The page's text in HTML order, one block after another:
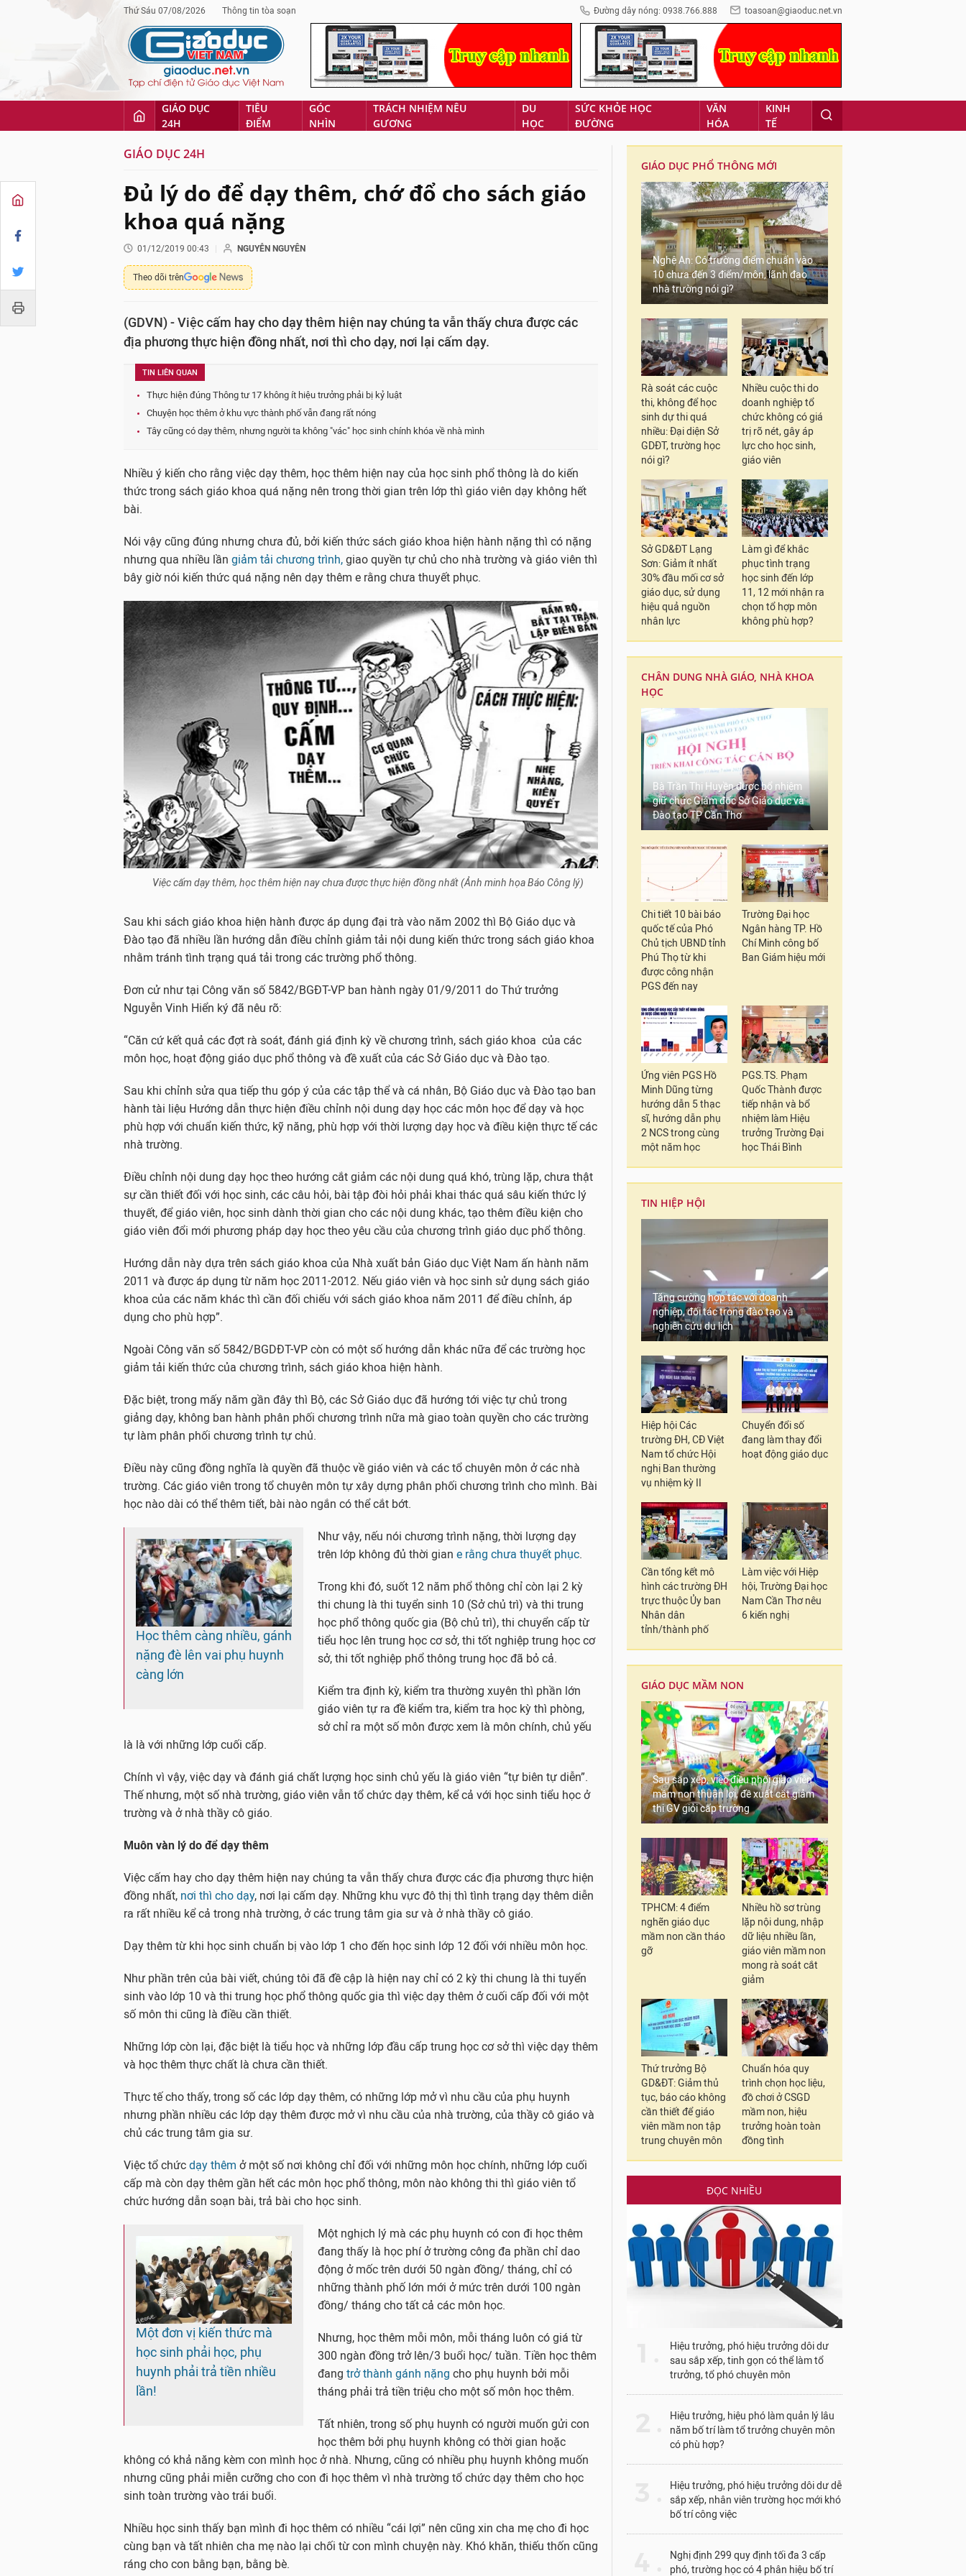
Thứ Sáu 07/08/2026 Thông tin tòa soạn Đường dây nóng: 0938.766.888 toasoan@giaoduc.net.vn
GIÁO DỤC
24H
TIÊU
ĐIỂM
GÓC
NHÌN
TRÁCH NHIỆM NÊU
GƯƠNG
DU
HỌC
SỨC KHỎE HỌC
ĐƯỜNG
VĂN
HÓA
KINH
TẾ
GIÁO DỤC 24H
Đủ lý do để dạy thêm, chớ đổ cho sách giáo
khoa quá nặng
01/12/2019 00:43 NGUYỄN NGUYÊN
Theo dõi trên
(GDVN) - Việc cấm hay cho dạy thêm hiện nay chúng ta vẫn thấy chưa được các
địa phương thực hiện đồng nhất, nơi thì cho dạy, nơi lại cấm dạy.
TIN LIÊN QUAN
Thực hiện đúng Thông tư 17 không ít hiệu trưởng phải bị kỷ luật
Chuyện học thêm ở khu vực thành phố vẫn đang rất nóng
Tây cũng có dạy thêm, nhưng người ta không "vác" học sinh chính khóa về nhà mình
Nhiều ý kiến cho rằng việc dạy thêm, học thêm hiện nay của học sinh phổ thông là do kiến
thức trong sách giáo khoa quá nặng nên trong thời gian trên lớp thì giáo viên dạy không hết
bài.
Nói vậy cũng đúng nhưng chưa đủ, bởi kiến thức sách giáo khoa hiện hành nặng thì có nặng
nhưng qua nhiều lần giảm tải chương trình, giao quyền tự chủ cho nhà trường và giáo viên thì
bây giờ nói kiến thức quá nặng nên dạy thêm e rằng chưa thuyết phục.
Việc cấm dạy thêm, học thêm hiện nay chưa được thực hiện đồng nhất (Ảnh minh họa Báo Công lý)
Sau khi sách giáo khoa hiện hành được áp dụng đại trà vào năm 2002 thì Bộ Giáo dục và
Đào tạo đã nhiều lần hướng dẫn điều chỉnh giảm tải nội dung kiến thức trong sách giáo khoa
nhằm tránh tình trạng quá tải trong các trường phổ thông.
Đơn cử như tại Công văn số 5842/BGĐT-VP ban hành ngày 01/9/2011 do Thứ trưởng
Nguyễn Vinh Hiển ký đã nêu rõ:
“Căn cứ kết quả các đợt rà soát, đánh giá định kỳ về chương trình, sách giáo khoa của các
môn học, hoạt động giáo dục phổ thông và đề xuất của các Sở Giáo dục và Đào tạo.
Sau khi chỉnh sửa qua tiếp thu góp ý của các tập thể và cá nhân, Bộ Giáo dục và Đào tạo ban
hành tài liệu Hướng dẫn thực hiện điều chỉnh nội dung dạy học các môn học để dạy và học
phù hợp với chuẩn kiến thức, kỹ năng, phù hợp với thời lượng dạy học và điều kiện thực tế các
nhà trường.
Điều chỉnh nội dung dạy học theo hướng cắt giảm các nội dung quá khó, trùng lặp, chưa thật
sự cần thiết đối với học sinh, các câu hỏi, bài tập đòi hỏi phải khai thác quá sâu kiến thức lý
thuyết, để giáo viên, học sinh dành thời gian cho các nội dung khác, tạo thêm điều kiện cho
giáo viên đổi mới phương pháp dạy học theo yêu cầu của chương trình giáo dục phổ thông.
Hướng dẫn này dựa trên sách giáo khoa của Nhà xuất bản Giáo dục Việt Nam ấn hành năm
2011 và được áp dụng từ năm học 2011-2012. Nếu giáo viên và học sinh sử dụng sách giáo
khoa của các năm khác thì cần đối chiếu với sách giáo khoa năm 2011 để điều chỉnh, áp
dụng cho phù hợp”.
Ngoài Công văn số 5842/BGDĐT-VP còn có một số hướng dẫn khác nữa để các trường học
giảm tải kiến thức của chương trình, sách giáo khoa hiện hành.
Đặc biệt, trong mấy năm gần đây thì Bộ, các Sở Giáo dục đã hướng tới việc tự chủ trong
giảng dạy, không ban hành phân phối chương trình nữa mà giao toàn quyền cho các trường
tự làm phân phối chương trình tự chủ.
Điều này cũng đồng nghĩa là quyền đã thuộc về giáo viên và các tổ chuyên môn ở các nhà
trường. Các giáo viên trong tổ chuyên môn tự xây dựng phân phối chương trình cho mình. Bài
học nào dài có thể thêm tiết, bài nào ngắn có thể cắt bớt.
Học thêm càng nhiều, gánh
nặng đè lên vai phụ huynh
càng lớn
Như vậy, nếu nói chương trình nặng, thời lượng dạy
trên lớp không đủ thời gian e rằng chưa thuyết phục.
Trong khi đó, suốt 12 năm phổ thông chỉ còn lại 2 kỳ
thi chung là thi tuyển sinh 10 (Sở chủ trì) và thi trung
học phổ thông quốc gia (Bộ chủ trì), thi chuyển cấp từ
tiểu học lên trung học cơ sở, thi tốt nghiệp trung học cơ
sở, thi tốt nghiệp phổ thông trung học đã bỏ cả.
Kiểm tra định kỳ, kiểm tra thường xuyên thì phần lớn
giáo viên tự ra đề kiểm tra, kiểm tra học kỳ thì phòng,
sở chỉ ra một số môn được xem là môn chính, chủ yếu
là là với những lớp cuối cấp.
Chính vì vậy, việc dạy và đánh giá chất lượng học sinh chủ yếu là giáo viên “tự biên tự diễn”.
Thế nhưng, một số nhà trường, giáo viên vẫn tổ chức dạy thêm, kể cả với học sinh tiểu học ở
trường và ở nhà thầy cô giáo.
Muôn vàn lý do để dạy thêm
Việc cấm hay cho dạy thêm hiện nay chúng ta vẫn thấy chưa được các địa phương thực hiện
đồng nhất, nơi thì cho dạy, nơi lại cấm dạy. Những khu vực đô thị thì tình trạng dạy thêm diễn
ra rất nhiều kể cả trong nhà trường, ở các trung tâm gia sư và ở nhà thầy cô giáo.
Dạy thêm từ khi học sinh chuẩn bị vào lớp 1 cho đến học sinh lớp 12 đối với nhiều môn học.
Như phần trên của bài viết, chúng tôi đã đề cập là hiện nay chỉ có 2 kỳ thi chung là thi tuyển
sinh vào lớp 10 và thi trung học phổ thông quốc gia thì việc dạy thêm ở cuối cấp đối với một
số môn thi cũng là điều cần thiết.
Những lớp còn lại, đặc biệt là tiểu học và những lớp đầu cấp trung học cơ sở thì việc dạy thêm
và học thêm thực chất là chưa cần thiết.
Thực tế cho thấy, trong số các lớp dạy thêm, có những lớp mở vì nhu cầu của phụ huynh
nhưng phần nhiều các lớp dạy thêm được mở vì nhu cầu của nhà trường, của thầy cô giáo và
chủ các trung tâm gia sư.
Việc tổ chức dạy thêm ở một số nơi không chỉ đối với những môn học chính, những lớp cuối
cấp mà còn dạy thêm gần hết các môn học phổ thông, môn nào không thi thì giáo viên tổ
chức hướng dẫn soạn bài, trả bài cho học sinh.
Một đơn vị kiến thức mà
học sinh phải học, phụ
huynh phải trả tiền nhiều
lần!
Một nghịch lý mà các phụ huynh có con đi học thêm
đang thấy là học phí ở trường công đa phần chỉ dao
động ở mốc trên dưới 50 ngàn đồng/ tháng, chỉ có
những thành phố lớn mới ở mức trên dưới 100 ngàn
đồng/ tháng cho tất cả các môn học.
Nhưng, học thêm mỗi môn, mỗi tháng luôn có giá từ
300 ngàn đồng trở lên/3 buổi học/ tuần. Tiền học thêm
đang trở thành gánh nặng cho phụ huynh bởi mỗi
tháng phải trả tiền triệu cho một số môn học thêm.
Tất nhiên, trong số phụ huynh có người muốn gửi con
học thêm bởi phụ huynh không có thời gian hoặc
không có khả năng kèm con mình học ở nhà. Nhưng, cũng có nhiều phụ huynh không muốn
nhưng cũng phải miễn cưỡng cho con đi học thêm vì nhà trường tổ chức dạy thêm cho học
sinh toàn trường vào trái buổi.
Nhiều học sinh thấy bạn mình đi học thêm có nhiều “cái lợi” nên cũng xin cha mẹ cho đi học
cùng bạn và tất nhiên cha mẹ nào lại chối từ con mình chuyện này. Khó khăn, thiếu thốn cũng
ráng cho con bằng bạn, bằng bè.
GIÁO DỤC PHỔ THÔNG MỚI
Nghệ An: Có trường điểm chuẩn vào
10 chưa đến 3 điểm/môn, lãnh đạo
nhà trường nói gì?
Rà soát các cuộc
thi, không để học
sinh dự thi quá
nhiều: Đại diện Sở
GDĐT, trường học
nói gì?
Nhiều cuộc thi do
doanh nghiệp tổ
chức không có giá
trị rõ nét, gây áp
lực cho học sinh,
giáo viên
Sở GD&ĐT Lạng
Sơn: Giảm ít nhất
30% đầu mối cơ sở
giáo dục, sử dụng
hiệu quả nguồn
nhân lực
Làm gì để khắc
phục tình trạng
học sinh đến lớp
11, 12 mới nhận ra
chọn tổ hợp môn
không phù hợp?
CHÂN DUNG NHÀ GIÁO, NHÀ KHOA
HỌC
Bà Trần Thị Huyền được bổ nhiệm
giữ chức Giám đốc Sở Giáo dục và
Đào tạo TP Cần Thơ
Chi tiết 10 bài báo
quốc tế của Phó
Chủ tịch UBND tỉnh
Phú Thọ từ khi
được công nhận
PGS đến nay
Trường Đại học
Ngân hàng TP. Hồ
Chí Minh công bố
Ban Giám hiệu mới
Ứng viên PGS Hồ
Minh Dũng từng
hướng dẫn 5 thạc
sĩ, hướng dẫn phụ
2 NCS trong cùng
một năm học
PGS.TS. Phạm
Quốc Thành được
tiếp nhận và bổ
nhiệm làm Hiệu
trưởng Trường Đại
học Thái Bình
TIN HIỆP HỘI
Tăng cường hợp tác với doanh
nghiệp, đối tác trong đào tạo và
nghiên cứu du lịch
Hiệp hội Các
trường ĐH, CĐ Việt
Nam tổ chức Hội
nghị Ban thường
vụ nhiệm kỳ II
Chuyển đổi số
đang làm thay đổi
hoạt động giáo dục
Cần tổng kết mô
hình các trường ĐH
trực thuộc Ủy ban
Nhân dân
tỉnh/thành phố
Làm việc với Hiệp
hội, Trường Đại học
Nam Cần Thơ nêu
6 kiến nghị
GIÁO DỤC MẦM NON
Sau sắp xếp, việc điều phối giáo viên
mầm non thuận lợi, đề xuất cắt giảm
thi GV giỏi cấp trường
TPHCM: 4 điểm
nghẽn giáo dục
mầm non cần tháo
gỡ
Nhiều hồ sơ trùng
lặp nội dung, nhập
dữ liệu nhiều lần,
giáo viên mầm non
mong rà soát cắt
giảm
Thứ trưởng Bộ
GD&ĐT: Giảm thủ
tục, báo cáo không
cần thiết để giáo
viên mầm non tập
trung chuyên môn
Chuẩn hóa quy
trình chọn học liệu,
đồ chơi ở CSGD
mầm non, hiệu
trưởng hoàn toàn
đồng tình
ĐỌC NHIỀU
Hiệu trưởng, phó hiệu trưởng dôi dư
sau sắp xếp, tinh gọn có thể làm tổ
trưởng, tổ phó chuyên môn
Hiệu trưởng, hiệu phó làm quản lý lâu
năm bố trí làm tổ trưởng chuyên môn
có phù hợp?
Hiệu trưởng, phó hiệu trưởng dôi dư dễ
sắp xếp, nhân viên trường học mới khó
bố trí công việc
Nghị định 299 quy định tối đa 3 cấp
phó, trường học có 4 phân hiệu bố trí